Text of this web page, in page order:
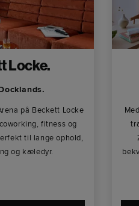
Locke.
på Beckett Locke
fitness og
til lange ophold,
og kæledyr.